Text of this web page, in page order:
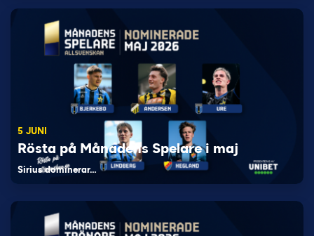
5 JUNI
Rösta på Månadens Spelare i maj
Sirius dominerar…